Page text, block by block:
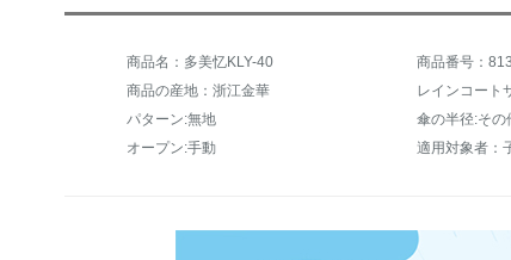
商品名：多美忆KLY-40 商品番号：
商品の産地：浙江金華
レインコート
パターン:無地
傘の半径:その
オープン:手動
適用対象者：